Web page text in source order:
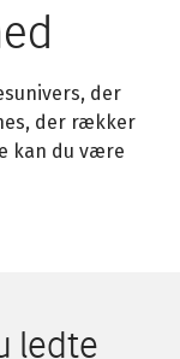
ikke kan
vores
et
altid klar
der
der rækker
kan du være
ledte